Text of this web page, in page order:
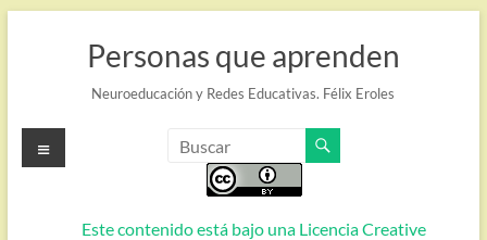
Personas que aprenden
Neuroeducación y Redes Educativas. Félix Eroles
Este contenido está bajo una Licencia Creative
Menú